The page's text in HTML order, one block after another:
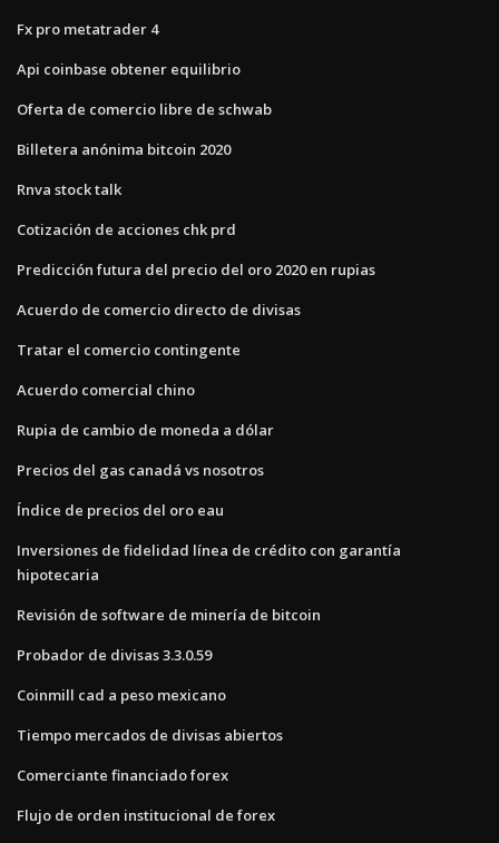
Fx pro metatrader 4
Api coinbase obtener equilibrio
Oferta de comercio libre de schwab
Billetera anónima bitcoin 2020
Rnva stock talk
Cotización de acciones chk prd
Predicción futura del precio del oro 2020 en rupias
Acuerdo de comercio directo de divisas
Tratar el comercio contingente
Acuerdo comercial chino
Rupia de cambio de moneda a dólar
Precios del gas canadá vs nosotros
Índice de precios del oro eau
Inversiones de fidelidad línea de crédito con garantía
hipotecaria
Revisión de software de minería de bitcoin
Probador de divisas 3.3.0.59
Coinmill cad a peso mexicano
Tiempo mercados de divisas abiertos
Comerciante financiado forex
Flujo de orden institucional de forex